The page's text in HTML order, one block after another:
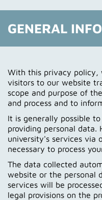
GENERAL
With this privacy policy,
visitors to our website
scope and purpose of
and process and to
It is generally possible
providing personal data.
university's services via
necessary to process
The data collected
website or the personal
services will be
legal provisions on the